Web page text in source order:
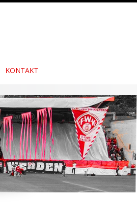
KONTAKT